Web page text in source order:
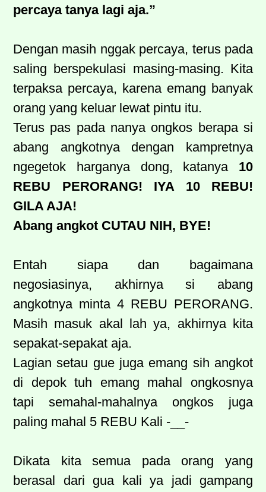
percaya tanya lagi aja.”
Dengan masih nggak percaya, terus pada
saling berspekulasi masing-masing. Kita
terpaksa percaya, karena emang banyak
orang yang keluar lewat pintu itu.
Terus pas pada nanya ongkos berapa si
abang angkotnya dengan kampretnya
ngegetok harganya dong, katanya 10
REBU PERORANG! IYA 10 REBU!
GILA AJA!
Abang angkot CUTAU NIH, BYE!
Entah siapa dan bagaimana
negosiasinya, akhirnya si abang
angkotnya minta 4 REBU PERORANG.
Masih masuk akal lah ya, akhirnya kita
sepakat-sepakat aja.
Lagian setau gue juga emang sih angkot
di depok tuh emang mahal ongkosnya
tapi semahal-mahalnya ongkos juga
paling mahal 5 REBU Kali -__-
Dikata kita semua pada orang yang
berasal dari gua kali ya jadi gampang